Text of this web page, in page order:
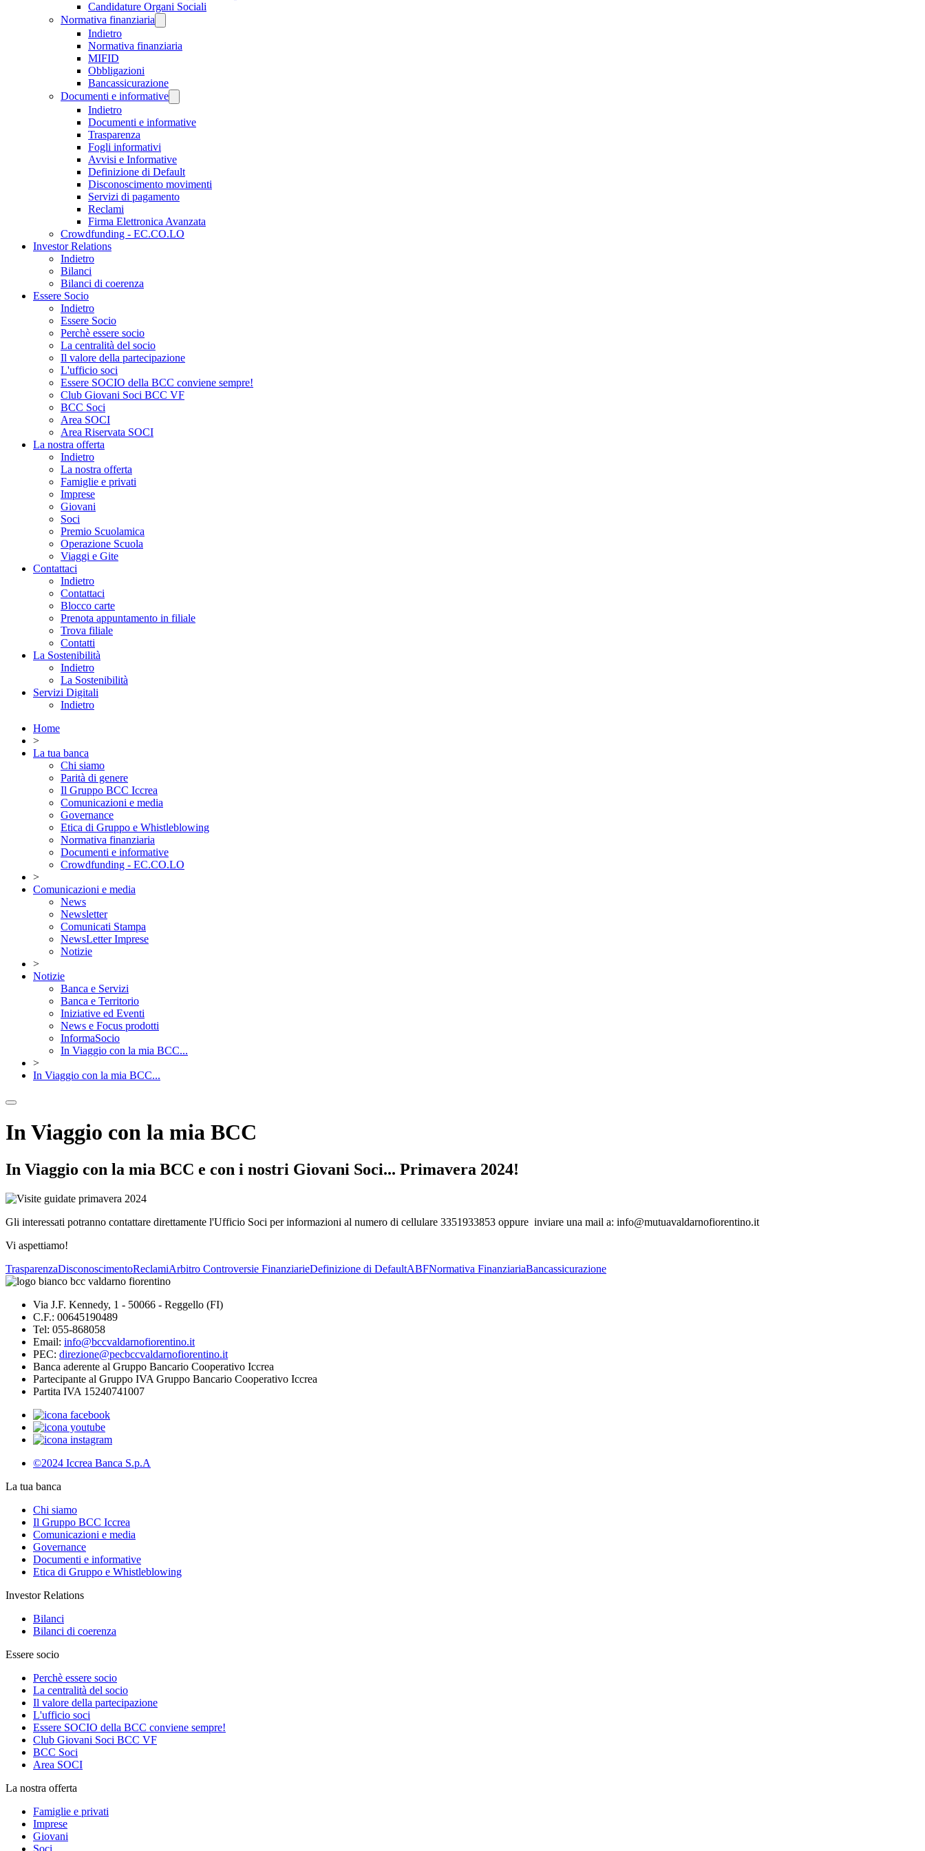
Candidature Organi Sociali
Normativa finanziaria
Indietro
Normativa finanziaria
MIFID
Obbligazioni
Bancassicurazione
Documenti e informative
Indietro
Documenti e informative
Trasparenza
Fogli informativi
Avvisi e Informative
Definizione di Default
Disconoscimento movimenti
Servizi di pagamento
Reclami
Firma Elettronica Avanzata
Crowdfunding - EC.CO.LO
Investor Relations
Indietro
Bilanci
Bilanci di coerenza
Essere Socio
Indietro
Essere Socio
Perchè essere socio
La centralità del socio
Il valore della partecipazione
L'ufficio soci
Essere SOCIO della BCC conviene sempre!
Club Giovani Soci BCC VF
BCC Soci
Area SOCI
Area Riservata SOCI
La nostra offerta
Indietro
La nostra offerta
Famiglie e privati
Imprese
Giovani
Soci
Premio Scuolamica
Operazione Scuola
Viaggi e Gite
Contattaci
Indietro
Contattaci
Blocco carte
Prenota appuntamento in filiale
Trova filiale
Contatti
La Sostenibilità
Indietro
La Sostenibilità
Servizi Digitali
Indietro
Home
>
La tua banca
Chi siamo
Parità di genere
Il Gruppo BCC Iccrea
Comunicazioni e media
Governance
Etica di Gruppo e Whistleblowing
Normativa finanziaria
Documenti e informative
Crowdfunding - EC.CO.LO
>
Comunicazioni e media
News
Newsletter
Comunicati Stampa
NewsLetter Imprese
Notizie
>
Notizie
Banca e Servizi
Banca e Territorio
Iniziative ed Eventi
News e Focus prodotti
InformaSocio
In Viaggio con la mia BCC...
>
In Viaggio con la mia BCC...
In Viaggio con la mia BCC
In Viaggio con la mia BCC e con i nostri Giovani Soci... Primavera 2024!
Gli interessati potranno contattare direttamente l'Ufficio Soci per informazioni al numero di cellulare 3351933853 oppure inviare una mail a: info@mutuavaldarnofiorentino.it
Vi aspettiamo!
TrasparenzaDisconoscimentoReclamiArbitro Controversie FinanziarieDefinizione di DefaultABFNormativa FinanziariaBancassicurazione
Via J.F. Kennedy, 1 - 50066 - Reggello (FI)
C.F.: 00645190489
Tel: 055-868058
Email: info@bccvaldarnofiorentino.it
PEC: direzione@pecbccvaldarnofiorentino.it
Banca aderente al Gruppo Bancario Cooperativo Iccrea
Partecipante al Gruppo IVA Gruppo Bancario Cooperativo Iccrea
Partita IVA 15240741007
©2024 Iccrea Banca S.p.A
La tua banca
Chi siamo
Il Gruppo BCC Iccrea
Comunicazioni e media
Governance
Documenti e informative
Etica di Gruppo e Whistleblowing
Investor Relations
Bilanci
Bilanci di coerenza
Essere socio
Perchè essere socio
La centralità del socio
Il valore della partecipazione
L'ufficio soci
Essere SOCIO della BCC conviene sempre!
Club Giovani Soci BCC VF
BCC Soci
Area SOCI
La nostra offerta
Famiglie e privati
Imprese
Giovani
Soci